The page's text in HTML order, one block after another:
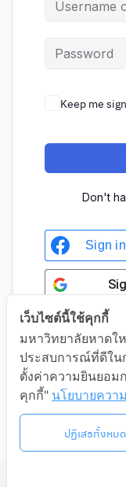
Keep me
Don't
Sign
©2026
เว็บไซต์นี้ใช้คุกกี้
มหาวิทยาลัยหาดใ
ประสบการณ์ที่ดีใน
ตั้งค่าความยินยอม
คุกกี้" นโยบายควา
ปฏิเสธทั้งหมด